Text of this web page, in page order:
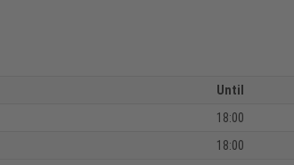
Until
18:00
18:00